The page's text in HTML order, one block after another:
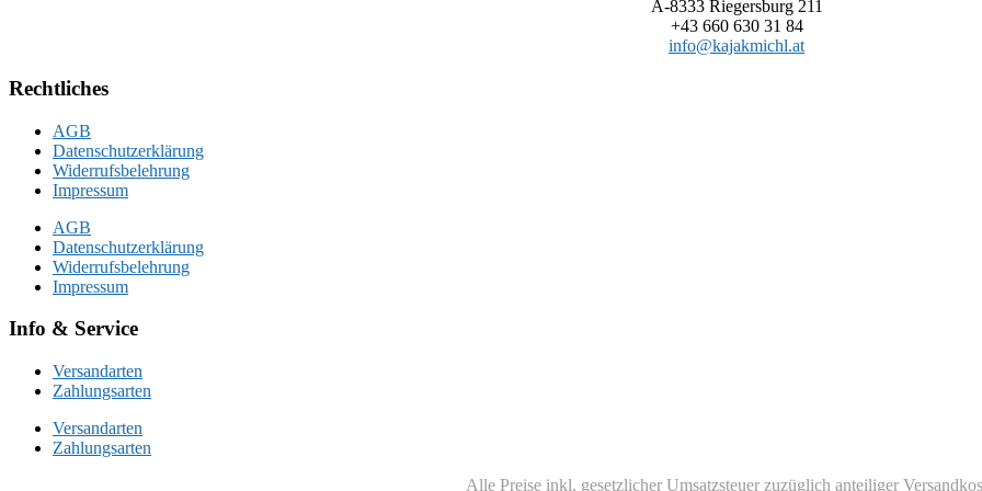
A-8333 Riegersburg 211
+43 660 630 31 84
info@kajakmichl.at
Rechtliches
AGB
Datenschutzerklärung
Widerrufsbelehrung
Impressum
AGB
Datenschutzerklärung
Widerrufsbelehrung
Impressum
Info & Service
Versandarten
Zahlungsarten
Versandarten
Zahlungsarten
Alle Preise inkl. gesetzlicher Umsatzsteuer zuzüglich anteiliger